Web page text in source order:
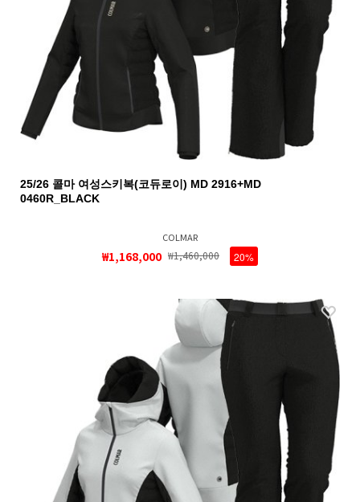
25/26 콜마 여성스키복(코듀로이) MD 2916+MD
0460R_BLACK
COLMAR
₩1,168,000 ₩1,460,000 20%